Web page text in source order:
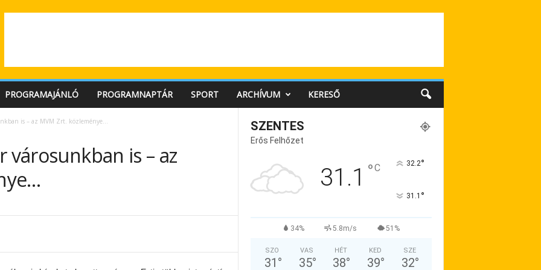
PROGRAMAJÁNLÓ PROGRAMNAPTÁR SPORT ARCHÍVUM KERESŐ
is – az MVM Zrt. közleménye…
városunkban is – az
SZENTES
Erős Felhőzet
31.1 °C 32.2°
31.1 °
34% 5.8m/s 51%
SZO
31 °
VAS
35°
HÉT
38°
KED
39°
SZE
32°